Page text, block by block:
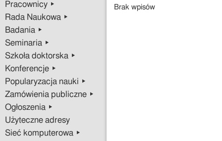
Pracownicy ▸
Rada Naukowa ▸
Badania ▸
Seminaria ▸
Szkoła doktorska ▸
Konferencje ▸
Popularyzacja nauki ▸
Zamówienia publiczne ▸
Ogłoszenia ▸
Użyteczne adresy
Sieć komputerowa ▸
Wpisy
Brak wpisów